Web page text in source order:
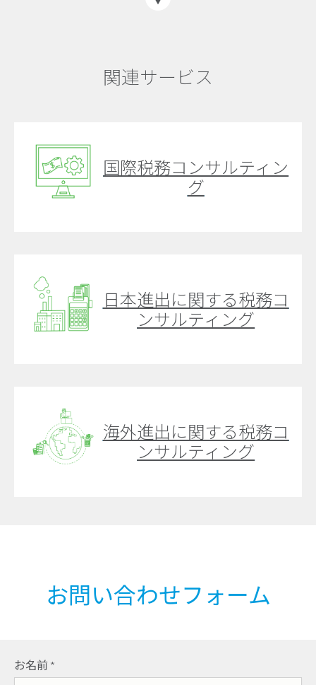
関連サービス
国際税務コンサルティン
グ
日本進出に関する税務コ
ンサルティング
海外進出に関する税務コ
ンサルティング
お問い合わせフォーム
お名前 *